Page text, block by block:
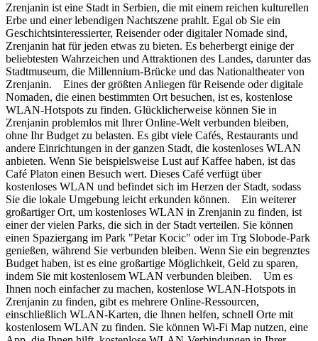
Zrenjanin ist eine Stadt in Serbien, die mit einem reichen kulturellen
Erbe und einer lebendigen Nachtszene prahlt. Egal ob Sie ein
Geschichtsinteressierter, Reisender oder digitaler Nomade sind,
Zrenjanin hat für jeden etwas zu bieten. Es beherbergt einige der
beliebtesten Wahrzeichen und Attraktionen des Landes, darunter das
Stadtmuseum, die Millennium-Brücke und das Nationaltheater von
Zrenjanin. Eines der größten Anliegen für Reisende oder digitale
Nomaden, die einen bestimmten Ort besuchen, ist es, kostenlose
WLAN-Hotspots zu finden. Glücklicherweise können Sie in
Zrenjanin problemlos mit Ihrer Online-Welt verbunden bleiben,
ohne Ihr Budget zu belasten. Es gibt viele Cafés, Restaurants und
andere Einrichtungen in der ganzen Stadt, die kostenloses WLAN
anbieten. Wenn Sie beispielsweise Lust auf Kaffee haben, ist das
Café Platon einen Besuch wert. Dieses Café verfügt über
kostenloses WLAN und befindet sich im Herzen der Stadt, sodass
Sie die lokale Umgebung leicht erkunden können. Ein weiterer
großartiger Ort, um kostenloses WLAN in Zrenjanin zu finden, ist
einer der vielen Parks, die sich in der Stadt verteilen. Sie können
einen Spaziergang im Park "Petar Kocic" oder im Trg Slobode-Park
genießen, während Sie verbunden bleiben. Wenn Sie ein begrenztes
Budget haben, ist es eine großartige Möglichkeit, Geld zu sparen,
indem Sie mit kostenlosem WLAN verbunden bleiben. Um es
Ihnen noch einfacher zu machen, kostenlose WLAN-Hotspots in
Zrenjanin zu finden, gibt es mehrere Online-Ressourcen,
einschließlich WLAN-Karten, die Ihnen helfen, schnell Orte mit
kostenlosem WLAN zu finden. Sie können Wi-Fi Map nutzen, eine